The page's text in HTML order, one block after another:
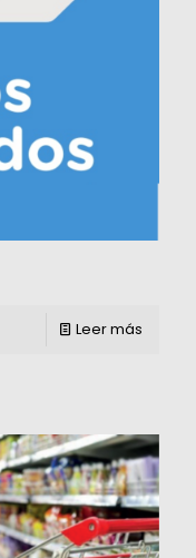
Leer más